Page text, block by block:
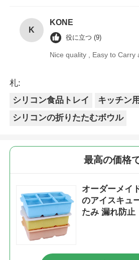
K
KONE
役に立つ (9)
Nice quality , Easy to Carry
札:
シリコン食品トレイ
キッチン
シリコンの折りたたむボウル
最高の価格
オーダーメイ
のアイスキュ
たみ 漏れ防止